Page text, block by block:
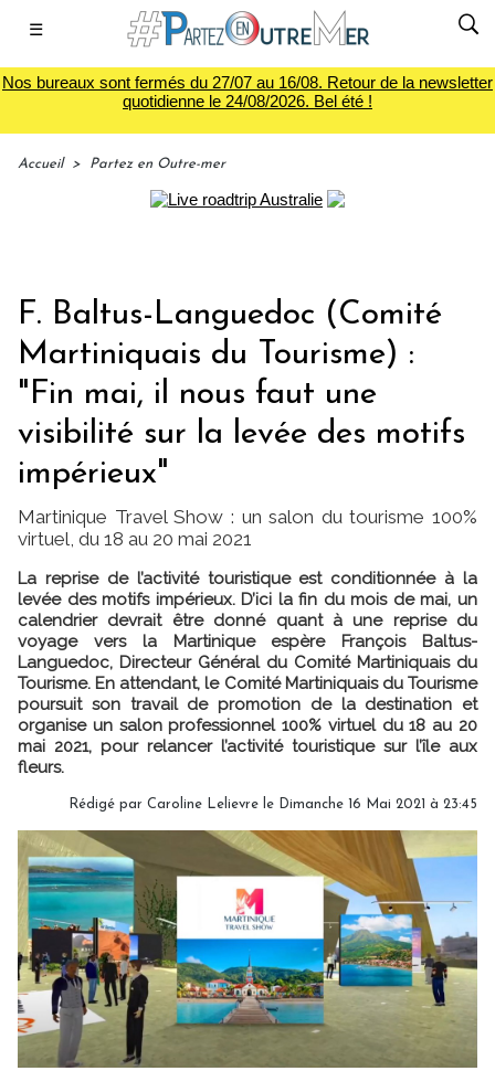
☰
Nos bureaux sont fermés du 27/07 au 16/08. Retour de la newsletter
quotidienne le 24/08/2026. Bel été !
Accueil > Partez en Outre-mer
F. Baltus-Languedoc (Comité
Martiniquais du Tourisme) :
"Fin mai, il nous faut une
visibilité sur la levée des motifs
impérieux"
Martinique Travel Show : un salon du tourisme 100%
virtuel, du 18 au 20 mai 2021
La reprise de l’activité touristique est conditionnée à la
levée des motifs impérieux. D’ici la fin du mois de mai, un
calendrier devrait être donné quant à une reprise du
voyage vers la Martinique espère François Baltus-
Languedoc, Directeur Général du Comité Martiniquais du
Tourisme. En attendant, le Comité Martiniquais du Tourisme
poursuit son travail de promotion de la destination et
organise un salon professionnel 100% virtuel du 18 au 20
mai 2021, pour relancer l’activité touristique sur l’île aux
fleurs.
Rédigé par Caroline Lelievre le Dimanche 16 Mai 2021 à 23:45